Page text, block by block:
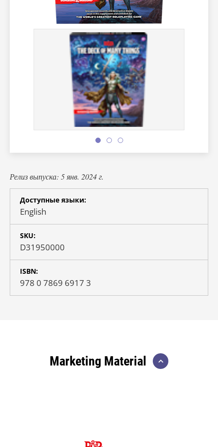
Релиз выпуска: 5 янв. 2024 г.
Доступные языки:
English
SKU:
D31950000
ISBN:
978 0 7869 6917 3
Marketing Material